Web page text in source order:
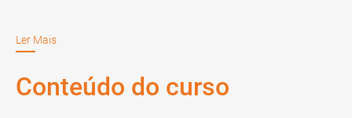
Ler Mais
Conteúdo do curso